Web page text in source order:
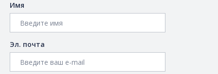
Имя
Эл. почта